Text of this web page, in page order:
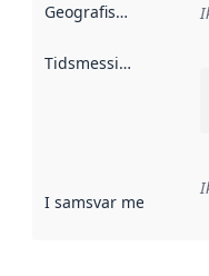
Geografisk avgrensning
Tidsmessig avgrensning
I samsvar med